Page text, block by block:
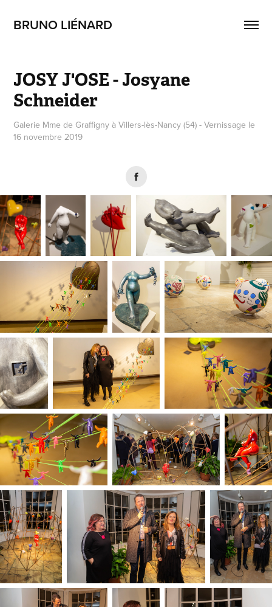
BRUNO LIÉNARD
JOSY J'OSE - Josyane
Schneider
Galerie Mme de Graffigny à Villers-lès-Nancy (54) - Vernissage le
16 novembre 2019